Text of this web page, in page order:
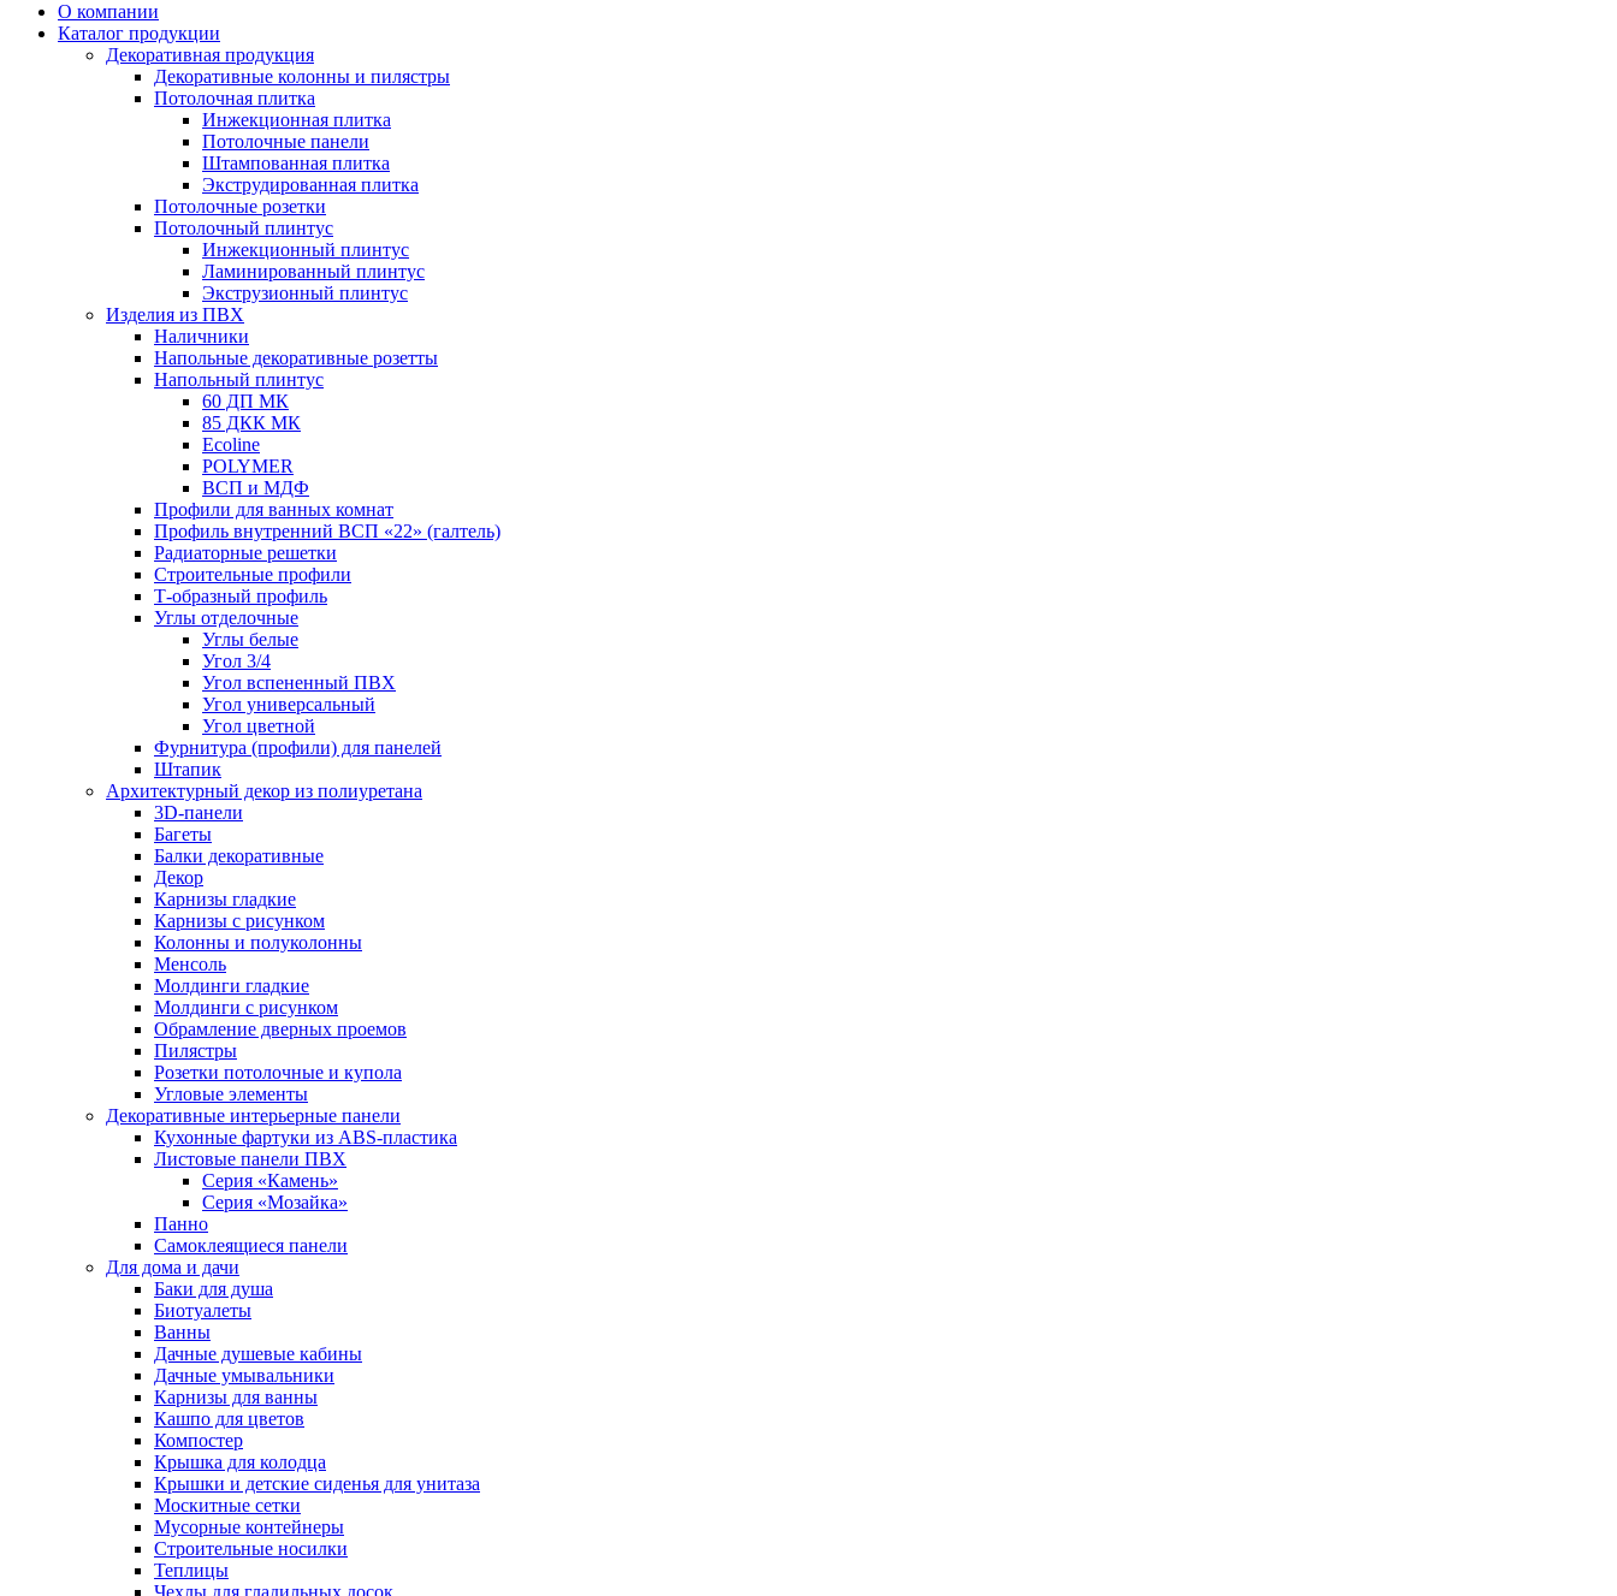
О компании
Каталог продукции
Декоративная продукция
Декоративные колонны и пилястры
Потолочная плитка
Инжекционная плитка
Потолочные панели
Штампованная плитка
Экструдированная плитка
Потолочные розетки
Потолочный плинтус
Инжекционный плинтус
Ламинированный плинтус
Экструзионный плинтус
Изделия из ПВХ
Наличники
Напольные декоративные розетты
Напольный плинтус
60 ДП МК
85 ДКК МК
Ecoline
POLYMER
ВСП и МДФ
Профили для ванных комнат
Профиль внутренний ВСП «22» (галтель)
Радиаторные решетки
Строительные профили
Т-образный профиль
Углы отделочные
Углы белые
Угол 3/4
Угол вспененный ПВХ
Угол универсальный
Угол цветной
Фурнитура (профили) для панелей
Штапик
Архитектурный декор из полиуретана
3D-панели
Багеты
Балки декоративные
Декор
Карнизы гладкие
Карнизы с рисунком
Колонны и полуколонны
Менсоль
Молдинги гладкие
Молдинги с рисунком
Обрамление дверных проемов
Пилястры
Розетки потолочные и купола
Угловые элементы
Декоративные интерьерные панели
Кухонные фартуки из ABS-пластика
Листовые панели ПВХ
Серия «Камень»
Серия «Мозайка»
Панно
Самоклеящиеся панели
Для дома и дачи
Баки для душа
Биотуалеты
Ванны
Дачные душевые кабины
Дачные умывальники
Карнизы для ванны
Кашпо для цветов
Компостер
Крышка для колодца
Крышки и детские сиденья для унитаза
Москитные сетки
Мусорные контейнеры
Строительные носилки
Теплицы